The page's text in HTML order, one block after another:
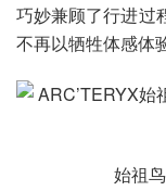
巧妙兼顾了行进过
不再以牺牲体感体
始祖